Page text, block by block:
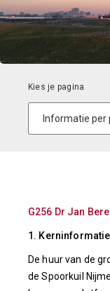
G256 Dr Jan
1. Kerninformatie
De huur van de
de Spoorkuil